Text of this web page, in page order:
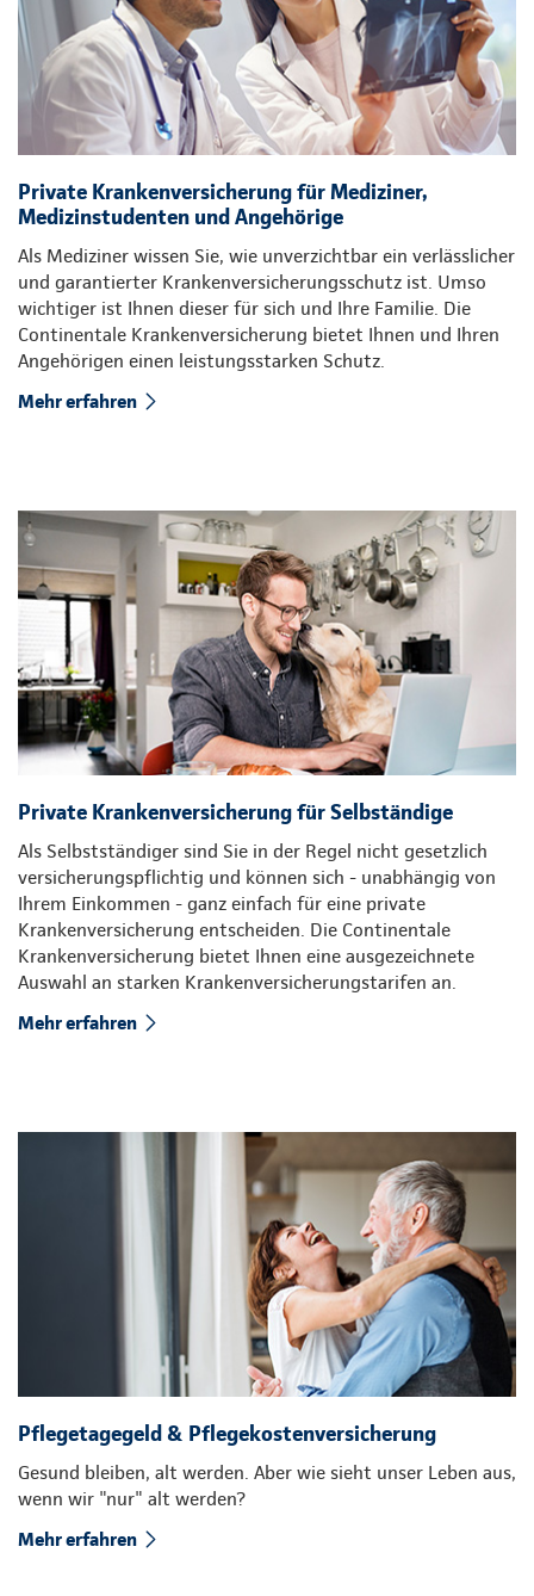
Private Krankenversicherung für Mediziner,
Medizinstudenten und Angehörige
Als Mediziner wissen Sie, wie unverzichtbar ein verlässlicher
und garantierter Krankenversicherungsschutz ist. Umso
wichtiger ist Ihnen dieser für sich und Ihre Familie. Die
Continentale Krankenversicherung bietet Ihnen und Ihren
Angehörigen einen leistungsstarken Schutz.
Mehr erfahren
Private Krankenversicherung für Selbständige
Als Selbstständiger sind Sie in der Regel nicht gesetzlich
versicherungspflichtig und können sich - unabhängig von
Ihrem Einkommen - ganz einfach für eine private
Krankenversicherung entscheiden. Die Continentale
Krankenversicherung bietet Ihnen eine ausgezeichnete
Auswahl an starken Krankenversicherungstarifen an.
Mehr erfahren
Pflegetagegeld & Pflegekostenversicherung
Gesund bleiben, alt werden. Aber wie sieht unser Leben aus,
wenn wir "nur" alt werden?
Mehr erfahren